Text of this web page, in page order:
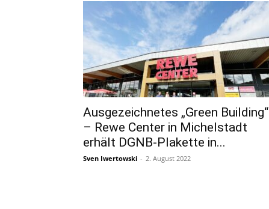
Ausgezeichnetes „Green Building“
– Rewe Center in Michelstadt
erhält DGNB-Plakette in...
Sven Iwertowski - 2. August 2022